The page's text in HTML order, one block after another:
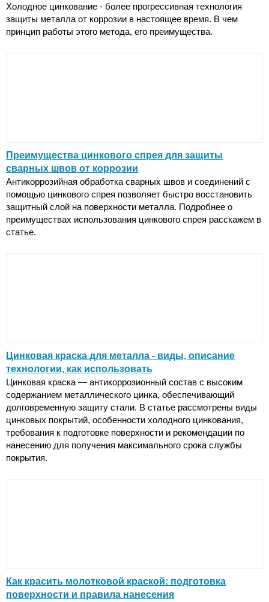
Холодное цинкование - более прогрессивная технология
защиты металла от коррозии в настоящее время. В чем
принцип работы этого метода, его преимущества.
Преимущества цинкового спрея для защиты
сварных швов от коррозии
Антикоррозийная обработка сварных швов и соединений с
помощью цинкового спрея позволяет быстро восстановить
защитный слой на поверхности металла. Подробнее о
преимуществах использования цинкового спрея расскажем в
статье.
Цинковая краска для металла - виды, описание
технологии, как использовать
Цинковая краска — антикоррозионный состав с высоким
содержанием металлического цинка, обеспечивающий
долговременную защиту стали. В статье рассмотрены виды
цинковых покрытий, особенности холодного цинкования,
требования к подготовке поверхности и рекомендации по
нанесению для получения максимального срока службы
покрытия.
Как красить молотковой краской: подготовка
поверхности и правила нанесения